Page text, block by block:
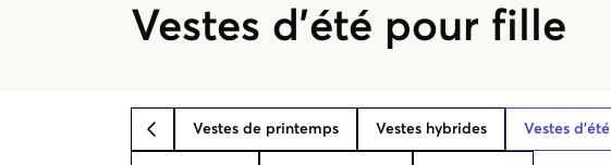
Vestes d’été pour fille
BACK Vestes de printemps Vestes hybrides Vestes d’été